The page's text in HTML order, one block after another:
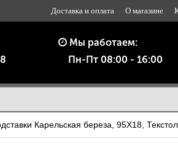
Доставка и оплата О магазине
Мы работаем:
Пн-Пт 08:00 - 16:00
Карельская береза, 95Х18,